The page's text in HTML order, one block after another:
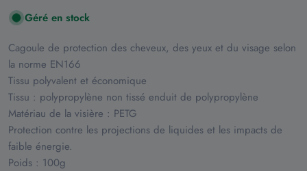
Géré en stock
Cagoule de protection des cheveux, des yeux et du visage selon
la norme EN166
Tissu polyvalent et économique
Tissu : polypropylène non tissé enduit de polypropylène
Matériau de la visière : PETG
Protection contre les projections de liquides et les impacts de
faible énergie.
Poids : 100g